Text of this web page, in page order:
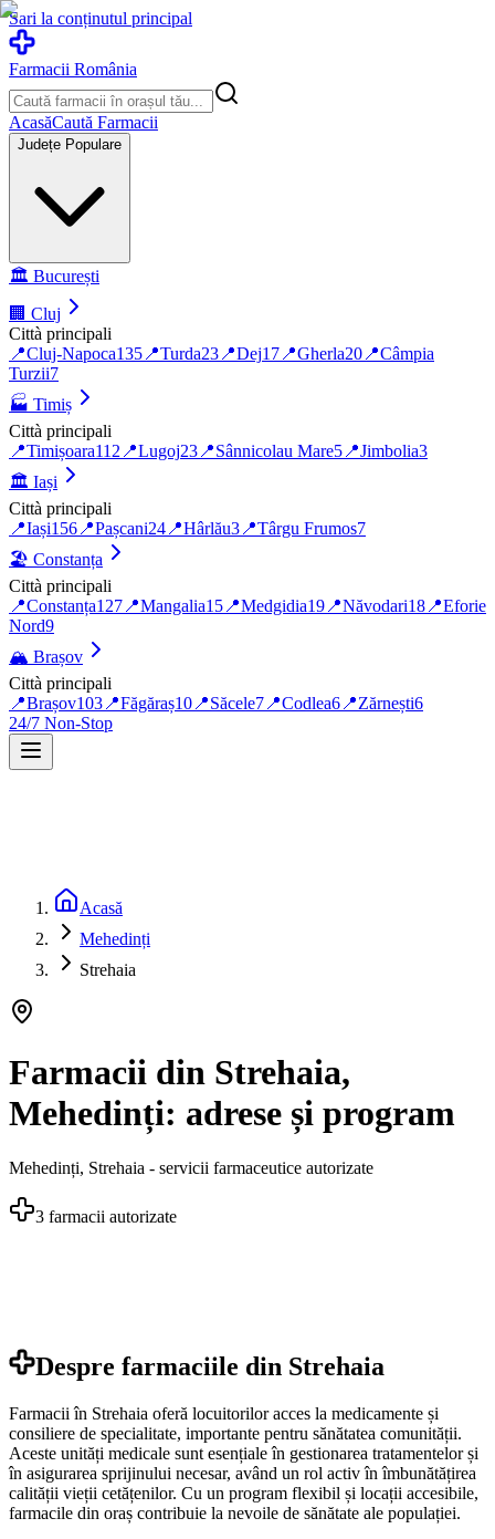
Sari la conținutul principal
Farmacii România
AcasăCaută Farmacii
Județe Populare
🏛️ București
🏢 Cluj
Città principali
📍Cluj-Napoca135 📍Turda23 📍Dej17 📍Gherla20 📍Câmpia
Turzii7
🏭 Timiș
Città principali
📍Timișoara112 📍Lugoj23 📍Sânnicolau Mare5 📍Jimbolia3
🏛️ Iași
Città principali
📍Iași156 📍Pașcani24 📍Hârlău3 📍Târgu Frumos7
🏖️ Constanța
Città principali
📍Constanța127 📍Mangalia15 📍Medgidia19 📍Năvodari18 📍Eforie
Nord9
🏔️ Brașov
Città principali
📍Brașov103 📍Făgăraș10 📍Săcele7 📍Codlea6 📍Zărnești6
24/7 Non-Stop
Acasă
Mehedinți
Strehaia
Farmacii din Strehaia,
Mehedinți: adrese și program
Mehedinți, Strehaia - servicii farmaceutice autorizate
3 farmacii autorizate
Despre farmaciile din Strehaia
Farmacii în Strehaia oferă locuitorilor acces la medicamente și
consiliere de specialitate, importante pentru sănătatea comunității.
Aceste unități medicale sunt esențiale în gestionarea tratamentelor și
în asigurarea sprijinului necesar, având un rol activ în îmbunătățirea
calității vieții cetățenilor. Cu un program flexibil și locații accesibile,
farmacile din oraș contribuie la nevoile de sănătate ale populației.